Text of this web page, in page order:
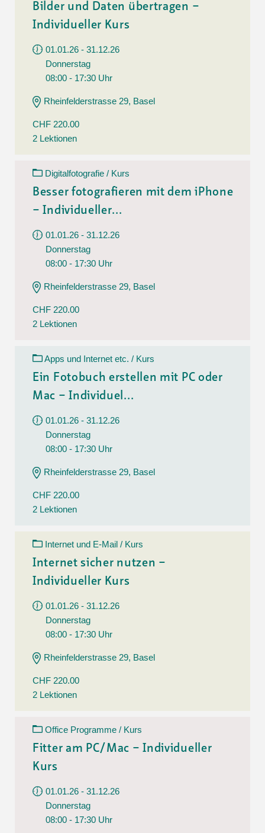
Bilder und Daten übertragen –
Individueller Kurs
01.01.26 - 31.12.26
Donnerstag
08:00 - 17:30 Uhr
Rheinfelderstrasse 29, Basel
CHF 220.00
2 Lektionen
Digitalfotografie / Kurs
Besser fotografieren mit dem iPhone
– Individueller...
01.01.26 - 31.12.26
Donnerstag
08:00 - 17:30 Uhr
Rheinfelderstrasse 29, Basel
CHF 220.00
2 Lektionen
Apps und Internet etc. / Kurs
Ein Fotobuch erstellen mit PC oder
Mac – Individuel...
01.01.26 - 31.12.26
Donnerstag
08:00 - 17:30 Uhr
Rheinfelderstrasse 29, Basel
CHF 220.00
2 Lektionen
Internet und E-Mail / Kurs
Internet sicher nutzen –
Individueller Kurs
01.01.26 - 31.12.26
Donnerstag
08:00 - 17:30 Uhr
Rheinfelderstrasse 29, Basel
CHF 220.00
2 Lektionen
Office Programme / Kurs
Fitter am PC/Mac – Individueller
Kurs
01.01.26 - 31.12.26
Donnerstag
08:00 - 17:30 Uhr